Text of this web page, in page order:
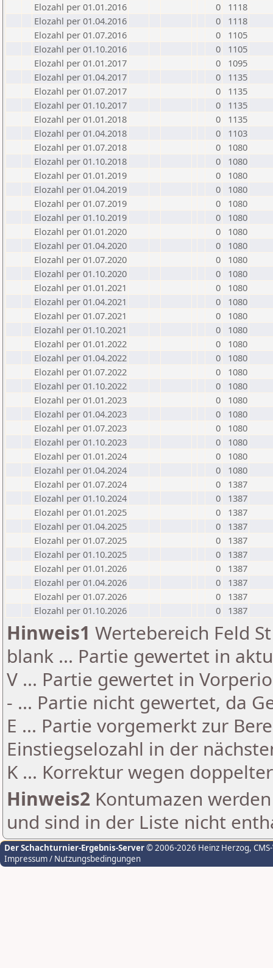
Elozahl per 01.01.2016
0
1118
Elozahl per 01.04.2016
0
1118
Elozahl per 01.07.2016
0
1105
Elozahl per 01.10.2016
0
1105
Elozahl per 01.01.2017
0
1095
Elozahl per 01.04.2017
0
1135
Elozahl per 01.07.2017
0
1135
Elozahl per 01.10.2017
0
1135
Elozahl per 01.01.2018
0
1135
Elozahl per 01.04.2018
0
1103
Elozahl per 01.07.2018
0
1080
Elozahl per 01.10.2018
0
1080
Elozahl per 01.01.2019
0
1080
Elozahl per 01.04.2019
0
1080
Elozahl per 01.07.2019
0
1080
Elozahl per 01.10.2019
0
1080
Elozahl per 01.01.2020
0
1080
Elozahl per 01.04.2020
0
1080
Elozahl per 01.07.2020
0
1080
Elozahl per 01.10.2020
0
1080
Elozahl per 01.01.2021
0
1080
Elozahl per 01.04.2021
0
1080
Elozahl per 01.07.2021
0
1080
Elozahl per 01.10.2021
0
1080
Elozahl per 01.01.2022
0
1080
Elozahl per 01.04.2022
0
1080
Elozahl per 01.07.2022
0
1080
Elozahl per 01.10.2022
0
1080
Elozahl per 01.01.2023
0
1080
Elozahl per 01.04.2023
0
1080
Elozahl per 01.07.2023
0
1080
Elozahl per 01.10.2023
0
1080
Elozahl per 01.01.2024
0
1080
Elozahl per 01.04.2024
0
1080
Elozahl per 01.07.2024
0
1387
Elozahl per 01.10.2024
0
1387
Elozahl per 01.01.2025
0
1387
Elozahl per 01.04.2025
0
1387
Elozahl per 01.07.2025
0
1387
Elozahl per 01.10.2025
0
1387
Elozahl per 01.01.2026
0
1387
Elozahl per 01.04.2026
0
1387
Elozahl per 01.07.2026
0
1387
Elozahl per 01.10.2026
0 1387
Hinweis1 Wertebereich Feld
blank ... Partie gewertet in
V ... Partie gewertet in
- ... Partie nicht gewertet, da
E ... Partie vorgemerkt zur
Einstiegselozahl in der
K ... Korrektur wegen
Hinweis2 Kontumazen
und sind in der Liste nicht
Der Schachturnier-Ergebnis-Server© 2006-2026 Heinz Herzog,
Impressum / Nutzungsbedingungen